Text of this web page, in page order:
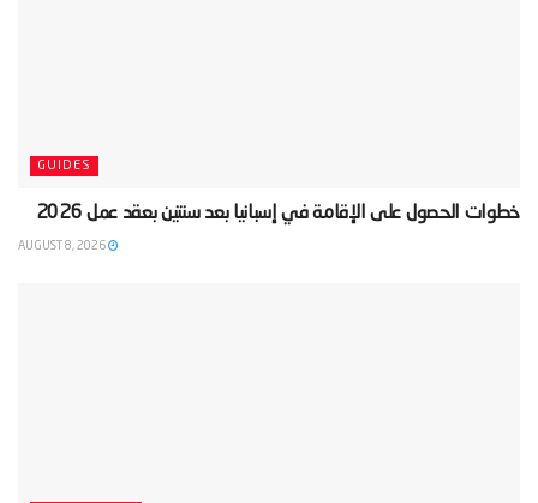
GUIDES
‫خطوات الحصول على الإقامة في إسبانيا بعد سنتين بعقد عمل 2026‬